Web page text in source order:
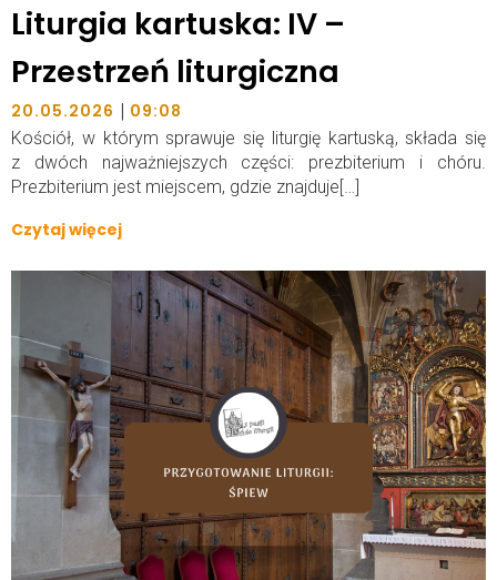
Liturgia kartuska: IV –
Przestrzeń liturgiczna
20.05.2026 | 09:08
Kościół, w którym sprawuje się liturgię kartuską, składa się
z dwóch najważniejszych części: prezbiterium i chóru.
Prezbiterium jest miejscem, gdzie znajduje[…]
Czytaj więcej